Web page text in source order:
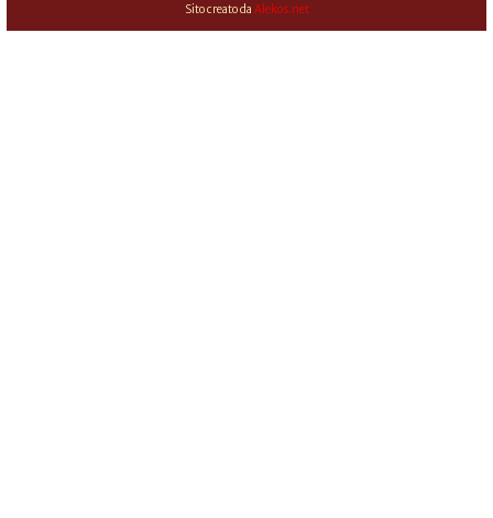
Sito creato da Alekos.net